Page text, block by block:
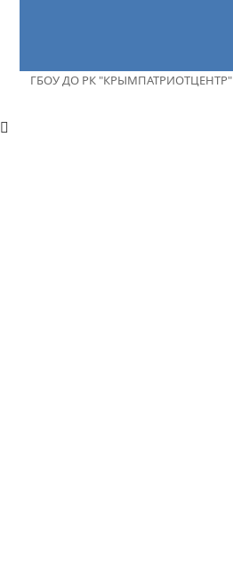
ГБОУ ДО РК "КРЫМПАТРИОТЦЕНТР"